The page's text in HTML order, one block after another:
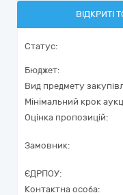
ВІДКРИТІ
Статус:
Бюджет:
Вид предмету
Мінімальний крок
Оцінка пропозицій:
Замовник:
ЄДРПОУ:
Контактна особа: